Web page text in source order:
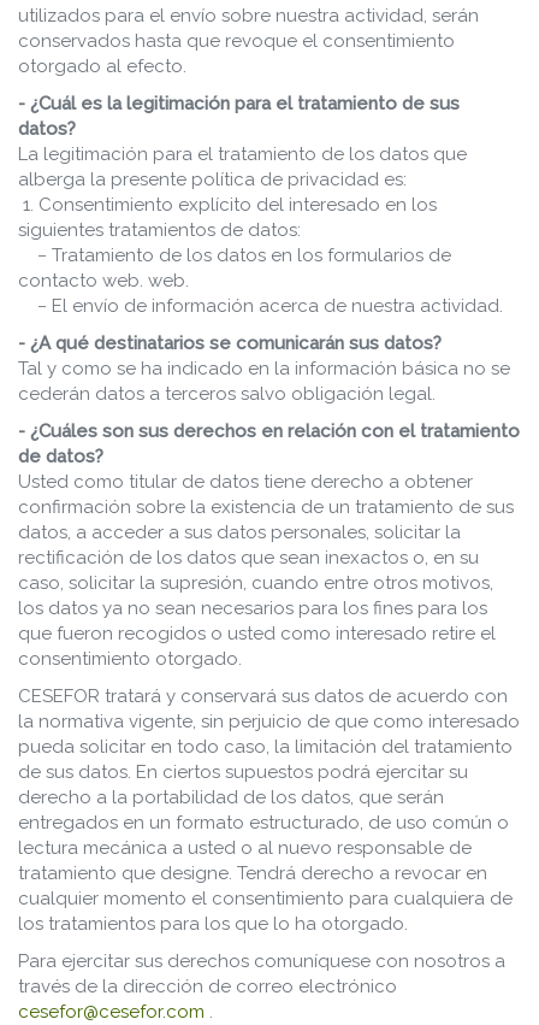
utilizados para el envío sobre nuestra actividad, serán
conservados hasta que revoque el consentimiento
otorgado al efecto.
- ¿Cuál es la legitimación para el tratamiento de sus
datos?
La legitimación para el tratamiento de los datos que
alberga la presente política de privacidad es:
1. Consentimiento explícito del interesado en los
siguientes tratamientos de datos:
− Tratamiento de los datos en los formularios de
contacto web. web.
− El envío de información acerca de nuestra actividad.
- ¿A qué destinatarios se comunicarán sus datos?
Tal y como se ha indicado en la información básica no se
cederán datos a terceros salvo obligación legal.
- ¿Cuáles son sus derechos en relación con el tratamiento
de datos?
Usted como titular de datos tiene derecho a obtener
confirmación sobre la existencia de un tratamiento de sus
datos, a acceder a sus datos personales, solicitar la
rectificación de los datos que sean inexactos o, en su
caso, solicitar la supresión, cuando entre otros motivos,
los datos ya no sean necesarios para los fines para los
que fueron recogidos o usted como interesado retire el
consentimiento otorgado.
CESEFOR tratará y conservará sus datos de acuerdo con
la normativa vigente, sin perjuicio de que como interesado
pueda solicitar en todo caso, la limitación del tratamiento
de sus datos. En ciertos supuestos podrá ejercitar su
derecho a la portabilidad de los datos, que serán
entregados en un formato estructurado, de uso común o
lectura mecánica a usted o al nuevo responsable de
tratamiento que designe. Tendrá derecho a revocar en
cualquier momento el consentimiento para cualquiera de
los tratamientos para los que lo ha otorgado.
Para ejercitar sus derechos comuníquese con nosotros a
través de la dirección de correo electrónico
cesefor@cesefor.com .